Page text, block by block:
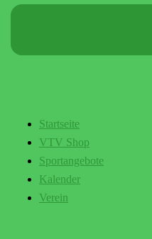
Startseite
VTV Shop
Sportangebote
Kalender
Verein